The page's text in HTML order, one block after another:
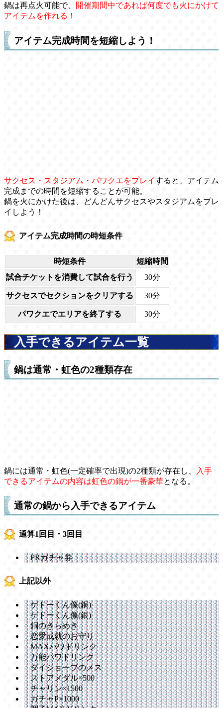
鍋は再点火可能で、
開催期間中であれば何度でも火にかけて
アイテムを作れる！
アイテム完成時間を短縮しよう！
サクセス・スタジアム・パワクエをプレイすると、アイテム
完成までの時間を短縮することが可能。
鍋を火にかけた後は、どんどんサクセスやスタジアムをプレ
イしよう！
アイテム完成時間の時短条件
時短条件
短縮時間
試合チケットを消費して試合を行う
30分
サクセスでセクションをクリアする 30分
パワクエでエリアを終了する 30分
入手できるアイテム一覧
鍋は通常・虹色の2種類存在
鍋には通常・虹色(一定確率で出現)の2種類が存在し、
入手
できるアイテムの内容は虹色の鍋が一番豪華となる。
通常の鍋から入手できるアイテム
通算1回目・3回目
PRガチャ券
上記以外
ゲドーくん像(銅)
ゲドーくん像(銀)
銅のきらめき
恋愛成就のお守り
MAXパワドリンク
万能パワドリンク
ダイジョーブのメス
ストアメダル×500
チャリン×1500
ガチャP×1000